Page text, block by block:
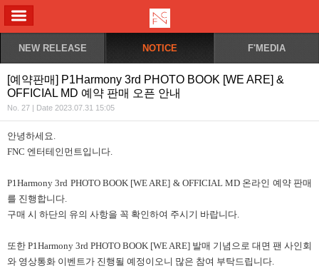
NEW RELEASE NOTICE F'MEDIA
[예약판매] P1Harmony 3rd PHOTO BOOK [WE ARE] &
OFFICIAL MD 예약 판매 오픈 안내
No. 27 | Date 2023.07.31 15:05
안녕하세요.
FNC 엔터테인먼트입니다.
P1Harmony 3rd PHOTO BOOK [WE ARE] & OFFICIAL MD 온라인 예약 판매
를 진행합니다.
구매 시 하단의 유의 사항을 꼭 확인하여 주시기 바랍니다.
또한 P1Harmony 3rd PHOTO BOOK [WE ARE] 발매 기념으로 대면 팬 사인회
와 영상통화 이벤트가 진행될 예정이오니 많은 참여 부탁드립니다.